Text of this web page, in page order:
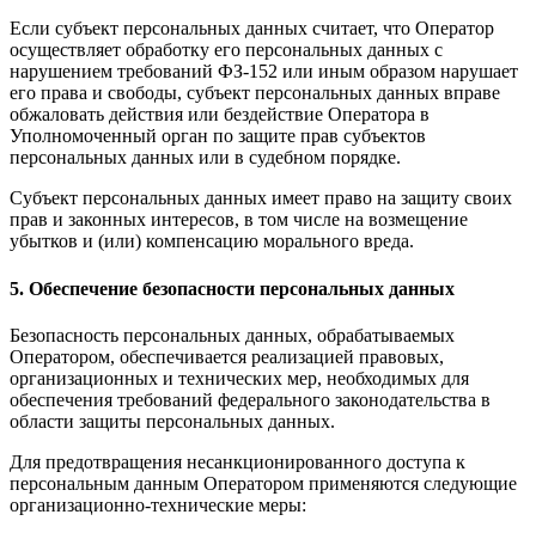
Если субъект персональных данных считает, что Оператор
осуществляет обработку его персональных данных с
нарушением требований ФЗ-152 или иным образом нарушает
его права и свободы, субъект персональных данных вправе
обжаловать действия или бездействие Оператора в
Уполномоченный орган по защите прав субъектов
персональных данных или в судебном порядке.
Субъект персональных данных имеет право на защиту своих
прав и законных интересов, в том числе на возмещение
убытков и (или) компенсацию морального вреда.
5. Обеспечение безопасности персональных данных
Безопасность персональных данных, обрабатываемых
Оператором, обеспечивается реализацией правовых,
организационных и технических мер, необходимых для
обеспечения требований федерального законодательства в
области защиты персональных данных.
Для предотвращения несанкционированного доступа к
персональным данным Оператором применяются следующие
организационно-технические меры: